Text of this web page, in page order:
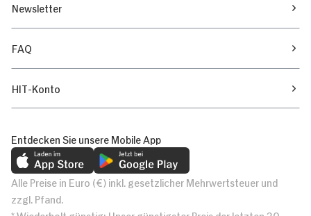
Newsletter
FAQ
HIT-Konto
Entdecken Sie unsere Mobile App
Alle Preise in Euro (€) inkl. gesetzlicher Mehrwertsteuer und
zzgl. Pfand.